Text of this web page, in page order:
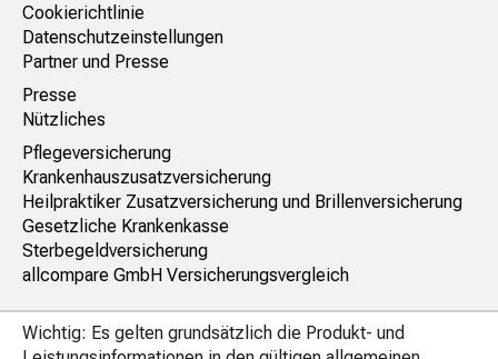
Cookierichtlinie
Datenschutzeinstellungen
Partner und Presse
Presse
Nützliches
Pflegeversicherung
Krankenhauszusatzversicherung
Heilpraktiker Zusatzversicherung und Brillenversicherung
Gesetzliche Krankenkasse
Sterbegeldversicherung
allcompare GmbH Versicherungsvergleich
Wichtig: Es gelten grundsätzlich die Produkt- und